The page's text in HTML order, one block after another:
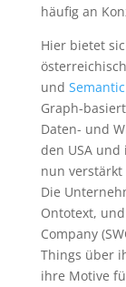
häufig an
Hier bietet
und
Graph-
Daten- und
den USA
nun
Die
Ontotext,
Company
Things über
ihre Motive